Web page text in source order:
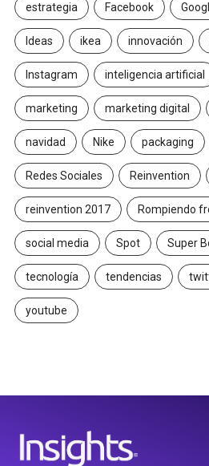
estrategia Facebook
Ideas ikea innovación
Instagram inteligencia artificial
marketing marketing digital
navidad Nike packaging
Redes Sociales Reinvention
reinvention 2017 Rompiendo
social media Spot Super
tecnología tendencias
youtube